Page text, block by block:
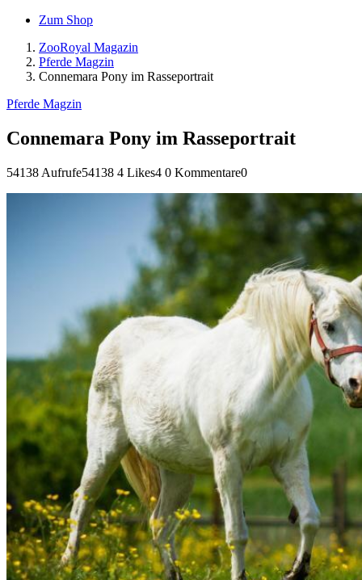
Zum Shop
ZooRoyal Magazin
Pferde Magzin
Connemara Pony im Rasseportrait
Pferde Magzin
Connemara Pony im Rasseportrait
54138 Aufrufe54138 4 Likes4 0 Kommentare0